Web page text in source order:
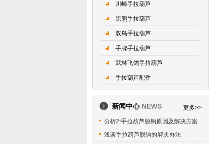
川崎手拉葫芦
黑熊手拉葫芦
双鸟手拉葫芦
手牌手拉葫芦
武林飞鸽手拉葫芦
手拉葫芦配件
新闻中心 NEWS
更多>>
分析2t手拉葫芦脱钩原因及解决方案
浅谈手拉葫芦脱钩的解决办法